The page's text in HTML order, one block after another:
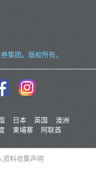
集团。版权所有。
日本 英国
澳洲
柬埔寨
阿联酋
资料收集声明